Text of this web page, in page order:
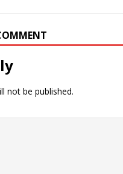
not be published.